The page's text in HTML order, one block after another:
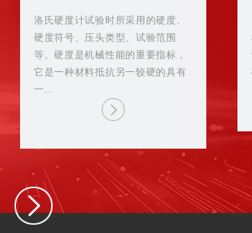
洛氏硬度计试验时所采用的硬度、
硬度符号、压头类型、试验范围
等。硬度是机械性能的重要指标，
它是一种材料抵抗另一较硬的具有
一...